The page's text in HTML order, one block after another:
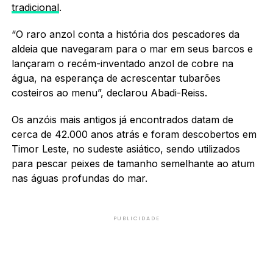
tradicional.
“O raro anzol conta a história dos pescadores da
aldeia que navegaram para o mar em seus barcos e
lançaram o recém-inventado anzol de cobre na
água, na esperança de acrescentar tubarões
costeiros ao menu”, declarou Abadi-Reiss.
Os anzóis mais antigos já encontrados datam de
cerca de 42.000 anos atrás e foram descobertos em
Timor Leste, no sudeste asiático, sendo utilizados
para pescar peixes de tamanho semelhante ao atum
nas águas profundas do mar.
PUBLICIDADE